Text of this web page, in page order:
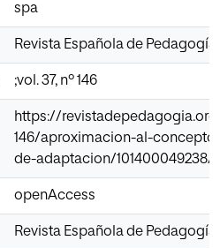
spa
Revista Española de Pedagogía
;vol. 37, nº 146
https://
146/aproximacion-al-
de-adaptacion/101400049238/
openAccess
Revista Española de Pedagogía